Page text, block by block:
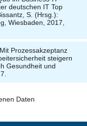
deutschen IT Top
S. (Hrsg.):
Wiesbaden, 2017,
Prozessakzeptanz
steigern
Gesundheit und
Daten